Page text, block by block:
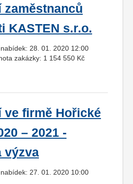
zaměstnanců
KASTEN s.r.o.
28. 01. 2020 12:00
zakázky: 1 154 550 Kč
ve firmě Hořické
– 2021 -
výzva
27. 01. 2020 10:00